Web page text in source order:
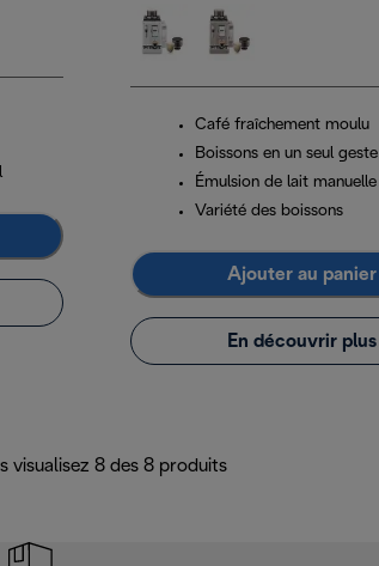
Café fraîchement moulu
Boissons en un seul geste
Émulsion de lait manuelle
Variété des boissons
Ajouter au panier
En découvrir plus
visualisez 8 des 8 produits